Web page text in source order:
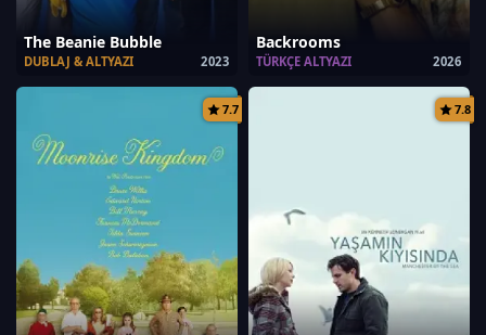
The Beanie Bubble
2023
DUBLAJ & ALTYAZI
Backrooms
2026
TÜRKÇE ALTYAZI
7.7 7.8